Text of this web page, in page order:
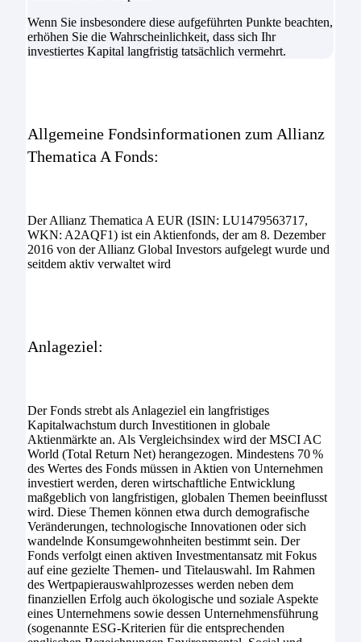
Wenn Sie insbesondere diese aufgeführten Punkte beachten,
erhöhen Sie die Wahrscheinlichkeit, dass sich Ihr
investiertes Kapital langfristig tatsächlich vermehrt.
Allgemeine Fondsinformationen zum Allianz
Thematica A Fonds:
Der Allianz Thematica A EUR (ISIN: LU1479563717,
WKN: A2AQF1) ist ein Aktienfonds, der am 8. Dezember
2016 von der Allianz Global Investors aufgelegt wurde und
seitdem aktiv verwaltet wird
Anlageziel:
Der Fonds strebt als Anlageziel ein langfristiges
Kapitalwachstum durch Investitionen in globale
Aktienmärkte an. Als Vergleichsindex wird der MSCI AC
World (Total Return Net) herangezogen. Mindestens 70 %
des Wertes des Fonds müssen in Aktien von Unternehmen
investiert werden, deren wirtschaftliche Entwicklung
maßgeblich von langfristigen, globalen Themen beeinflusst
wird. Diese Themen können etwa durch demografische
Veränderungen, technologische Innovationen oder sich
wandelnde Konsumgewohnheiten bestimmt sein. Der
Fonds verfolgt einen aktiven Investmentansatz mit Fokus
auf eine gezielte Themen- und Titelauswahl. Im Rahmen
des Wertpapierauswahlprozesses werden neben dem
finanziellen Erfolg auch ökologische und soziale Aspekte
eines Unternehmens sowie dessen Unternehmensführung
(sogenannte ESG-Kriterien für die entsprechenden